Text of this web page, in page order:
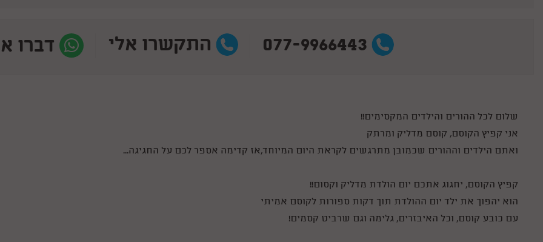
077-9966443 התקשרו אלי דברו
שלום לכל ההורים והילדים המקסימים!!
אני קפיץ הקוסם, קוסם מדליק ומרתק
ואתם הילדים וההורים שכמובן מתרגשים לקראת היום המיוחד,אז קדימה אספר לכם על החגיגה...
קפיץ הקוסם, יחגוג אתכם יום הולדת מדליק וקסום!!
הוא יהפוך את ילד יום ההולדת תוך דקות ספורות לקוסם אמיתי
עם כובע קוסם, וכל האיבזרים, גלימה וגם שרביט קסמים!